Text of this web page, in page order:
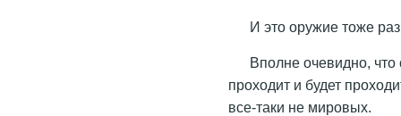
И это оружие тоже
Вполне очевидно,
проходит и будет
все-таки не мировых.